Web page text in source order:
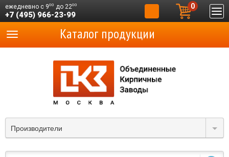
ежедневно с 900 до 2200
+7 (495) 966-23-99
0
Производители
Каталог продукции